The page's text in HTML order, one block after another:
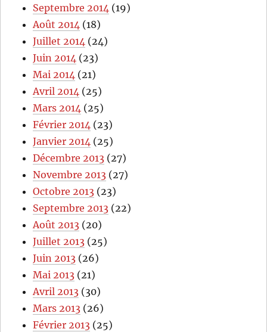
Septembre 2014 (19)
Août 2014 (18)
Juillet 2014 (24)
Juin 2014 (23)
Mai 2014 (21)
Avril 2014 (25)
Mars 2014 (25)
Février 2014 (23)
Janvier 2014 (25)
Décembre 2013 (27)
Novembre 2013 (27)
Octobre 2013 (23)
Septembre 2013 (22)
Août 2013 (20)
Juillet 2013 (25)
Juin 2013 (26)
Mai 2013 (21)
Avril 2013 (30)
Mars 2013 (26)
Février 2013 (25)